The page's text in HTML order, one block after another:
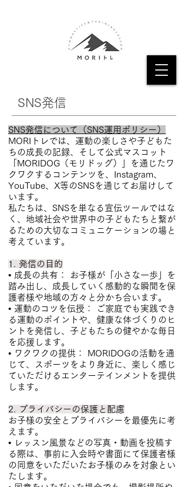
SNS発信
SNS発信について（SNS運用ポリシー）
MORIトレでは、運動の楽しさや子どもた
ちの成長の記録、そして公式マスコット
「MORIDOG（モリドッグ）」を通じたワ
クワクするコンテンツを、Instagram、
YouTube、X等のSNSを通じてお届けして
います。
私たちは、SNSを単なる宣伝ツールではな
く、地域社会や世界中の子どもたちと繋が
るための大切なコミュニケーションの場と
考えています。
1. 発信の目的
• 成長の共有： お子様が「小さな一歩」を
踏み出し、成長していく感動的な瞬間を保
護者様や地域の方々と分かち合います。
• 運動のコツを伝授： ご家庭でも実践でき
る運動のポイントや、健康な体づくりのヒ
ントを発信し、子どもたちの健やかな毎日
を応援します。
• ワクワクの提供： MORIDOGの活動を通
じて、スポーツをより身近に、楽しく感じ
ていただけるエンターテインメントを提供
します。
2. プライバシーの保護と配慮
お子様の安全とプライバシーを最優先に考
えます。
• レッスン風景などの写真・動画を投稿す
る際は、事前に入会時や書面にて保護者様
の同意をいただいたお子様のみを対象とい
たします。